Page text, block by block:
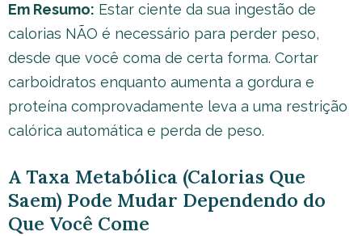
Em Resumo: Estar ciente da sua ingestão de
calorias NÃO é necessário para perder peso,
desde que você coma de certa forma. Cortar
carboidratos enquanto aumenta a gordura e
proteína comprovadamente leva a uma restrição
calórica automática e perda de peso.
A Taxa Metabólica (Calorias Que
Saem) Pode Mudar Dependendo do
Que Você Come